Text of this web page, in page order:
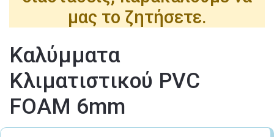
μας το ζητήσετε.
Καλύμματα
Κλιματιστικού PVC
FOAM 6mm